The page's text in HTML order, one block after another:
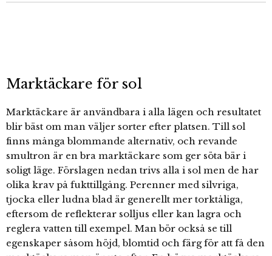
Marktäckare för sol
Marktäckare är användbara i alla lägen och resultatet
blir bäst om man väljer sorter efter platsen. Till sol
finns många blommande alternativ, och revande
smultron är en bra marktäckare som ger söta bär i
soligt läge. Förslagen nedan trivs alla i sol men de har
olika krav på fukttillgång. Perenner med silvriga,
tjocka eller ludna blad är generellt mer torktåliga,
eftersom de reflekterar solljus eller kan lagra och
reglera vatten till exempel. Man bör också se till
egenskaper såsom höjd, blomtid och färg för att få den